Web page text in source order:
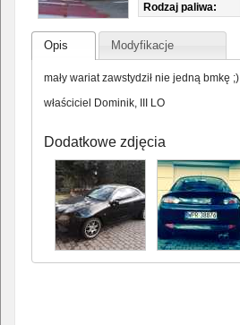
Rodzaj paliwa:
Opis Modyfikacje
mały wariat zawstydził nie jedną bmkę ;)
właściciel Dominik, III LO
Dodatkowe zdjęcia